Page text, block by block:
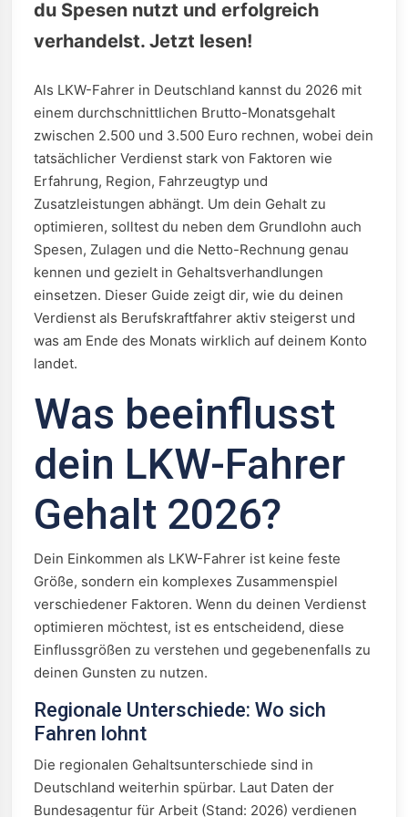
du Spesen nutzt und erfolgreich
verhandelst. Jetzt lesen!
Als LKW-Fahrer in Deutschland kannst du 2026 mit
einem durchschnittlichen Brutto-Monatsgehalt
zwischen 2.500 und 3.500 Euro rechnen, wobei dein
tatsächlicher Verdienst stark von Faktoren wie
Erfahrung, Region, Fahrzeugtyp und
Zusatzleistungen abhängt. Um dein Gehalt zu
optimieren, solltest du neben dem Grundlohn auch
Spesen, Zulagen und die Netto-Rechnung genau
kennen und gezielt in Gehaltsverhandlungen
einsetzen. Dieser Guide zeigt dir, wie du deinen
Verdienst als Berufskraftfahrer aktiv steigerst und
was am Ende des Monats wirklich auf deinem Konto
landet.
Was beeinflusst
dein LKW-Fahrer
Gehalt 2026?
Dein Einkommen als LKW-Fahrer ist keine feste
Größe, sondern ein komplexes Zusammenspiel
verschiedener Faktoren. Wenn du deinen Verdienst
optimieren möchtest, ist es entscheidend, diese
Einflussgrößen zu verstehen und gegebenenfalls zu
deinen Gunsten zu nutzen.
Regionale Unterschiede: Wo sich
Fahren lohnt
Die regionalen Gehaltsunterschiede sind in
Deutschland weiterhin spürbar. Laut Daten der
Bundesagentur für Arbeit (Stand: 2026) verdienen